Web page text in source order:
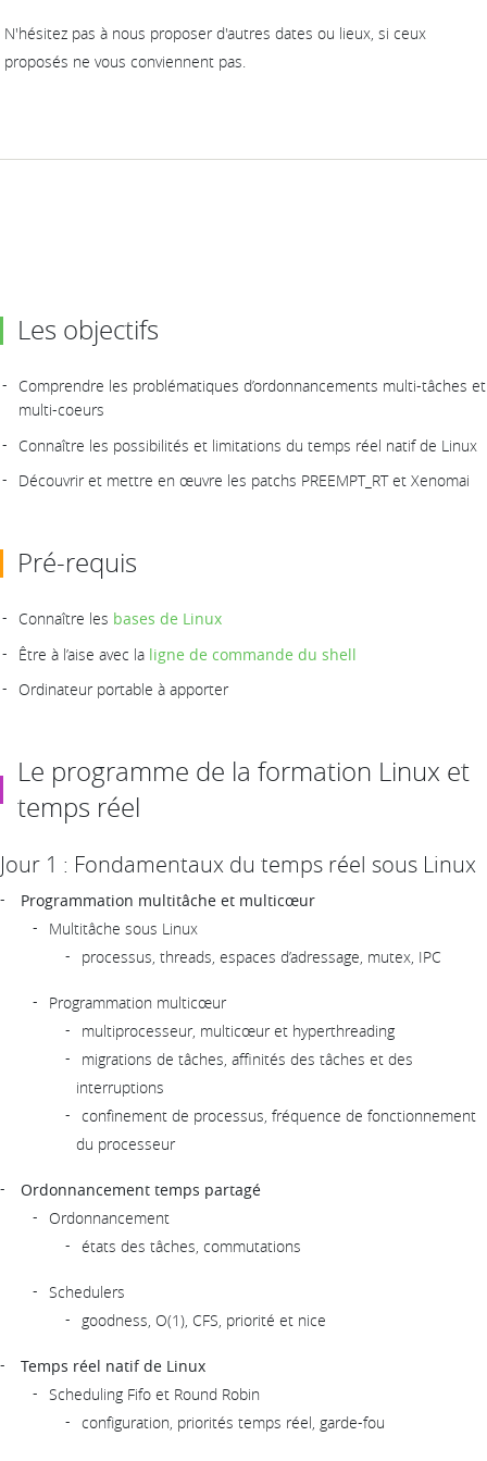
N'hésitez pas à nous proposer d'autres dates ou lieux, si ceux
proposés ne vous conviennent pas.
Les objectifs
Comprendre les problématiques d’ordonnancements multi-tâches et
multi-coeurs
Connaître les possibilités et limitations du temps réel natif de Linux
Découvrir et mettre en œuvre les patchs PREEMPT_RT et Xenomai
Pré-requis
Connaître les bases de Linux
Être à l’aise avec la ligne de commande du shell
Ordinateur portable à apporter
Le programme de la formation Linux et
temps réel
Jour 1 : Fondamentaux du temps réel sous Linux
Programmation multitâche et multicœur
Multitâche sous Linux
processus, threads, espaces d’adressage, mutex, IPC
Programmation multicœur
multiprocesseur, multicœur et hyperthreading
migrations de tâches, affinités des tâches et des
interruptions
confinement de processus, fréquence de fonctionnement
du processeur
Ordonnancement temps partagé
Ordonnancement
états des tâches, commutations
Schedulers
goodness, O(1), CFS, priorité et nice
Temps réel natif de Linux
Scheduling Fifo et Round Robin
configuration, priorités temps réel, garde-fou